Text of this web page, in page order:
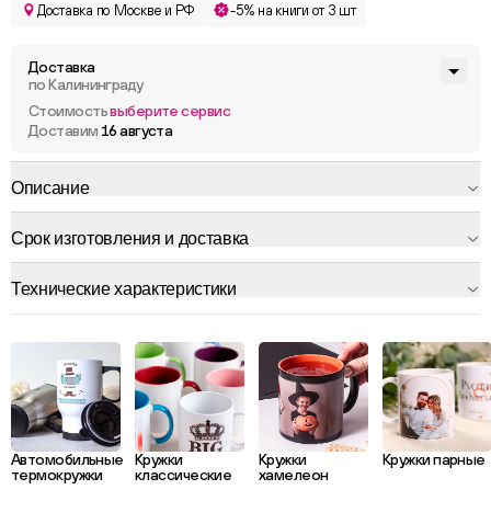
Доставка по Москве и РФ -5% на книги от 3 шт
Доставка
по Калининграду
Стоимостьвыберите сервис
Доставим 16 августа
Описание
Срок изготовления и доставка
Технические характеристики
Автомобильные
термокружки
Кружки
классические
Кружки
хамелеон
Кружки парные